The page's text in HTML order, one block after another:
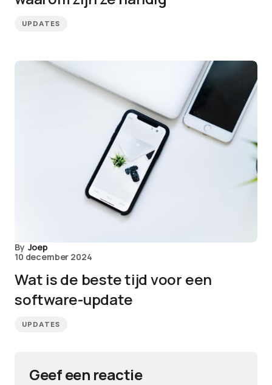
UPDATES
By Joep
10 december 2024
Wat is de beste tijd voor een
software-update
UPDATES
Geef een reactie